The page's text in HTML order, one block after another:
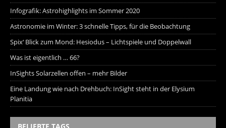
Infografik: Astrohighlights im Sommer 2020
Astronomie im Winter: 3 schnelle Tipps, für die Beobachtung
Spix‘ Blick zum Mond: Hesiodus – Lichtspiele und Doppelwall
Was ist eigentlich … 66?
InSights Solarzellen offen – mehr Bilder
Eine Landung wie nach Drehbuch: InSight steht in der Elysium
Planitia